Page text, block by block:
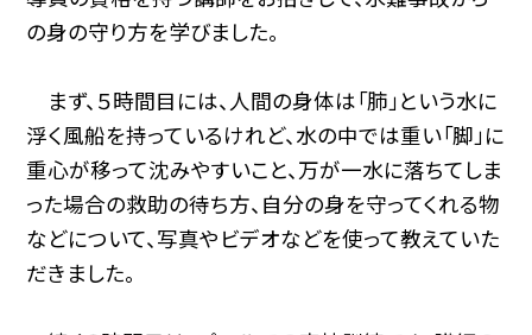
の身の守り方を学びました。
まず、５時間目には、人間の身体は「肺」という水に
浮く風船を持っているけれど、水の中では重い「脚」に
重心が移って沈みやすいこと、万が一水に落ちてしま
った場合の救助の待ち方、自分の身を守ってくれる物
などについて、写真やビデオなどを使って教えていた
だきました。